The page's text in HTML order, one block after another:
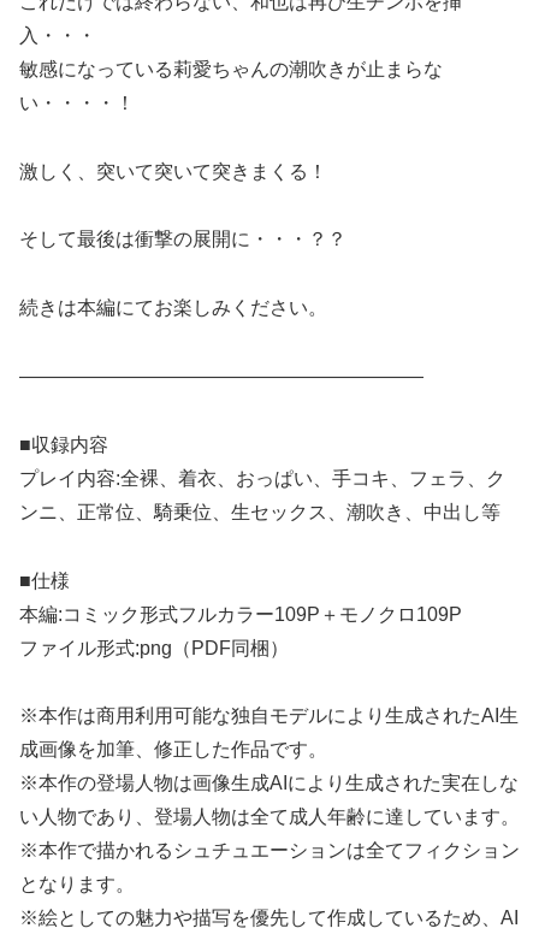
入・・・
敏感になっている莉愛ちゃんの潮吹きが止まらな
い・・・・！
激しく、突いて突いて突きまくる！
そして最後は衝撃の展開に・・・？？
続きは本編にてお楽しみください。
—————————————————————
■収録内容
プレイ内容:全裸、着衣、おっぱい、手コキ、フェラ、ク
ンニ、正常位、騎乗位、生セックス、潮吹き、中出し等
■仕様
本編:コミック形式フルカラー109P＋モノクロ109P
ファイル形式:png（PDF同梱）
※本作は商用利用可能な独自モデルにより生成されたAI生
成画像を加筆、修正した作品です。
※本作の登場人物は画像生成AIにより生成された実在しな
い人物であり、登場人物は全て成人年齢に達しています。
※本作で描かれるシュチュエーションは全てフィクション
となります。
※絵としての魅力や描写を優先して作成しているため、AI